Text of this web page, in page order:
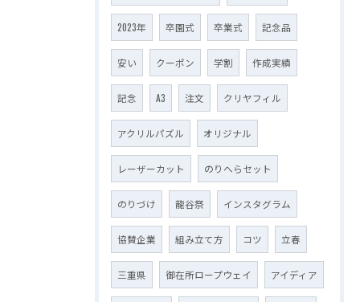
2023年 卒園式 卒業式 記念品
安い クーポン 学割 作成実績
記念 A3 注文 クリヤフィル
アクリルパズル オリジナル
レーザーカット のりへらセット
のりづけ 龍谷祭 インスタグラム
協賛企業 組み立て方 コツ 立春
三重県 御在所ロープウェイ アイディア